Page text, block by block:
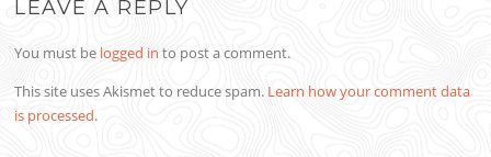
LEAVE A REPLY
You must be logged in to post a comment.
This site uses Akismet to reduce spam. Learn how your comment data
is processed.